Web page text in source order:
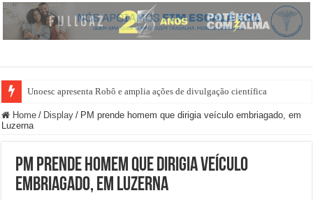
Unoesc apresenta Robô e amplia ações de divulgação científica
Home / Display / PM prende homem que dirigia veículo embriagado, em
Luzerna
PM prende homem que dirigia veículo
embriagado, em Luzerna